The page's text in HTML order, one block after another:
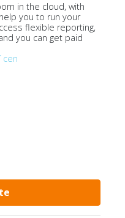
in the cloud, with
you to run your
flexible reporting,
you can get paid
cen